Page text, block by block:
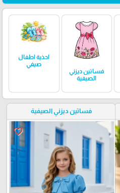
فساتين ديزني
الصيفية
احذية اطفال
صيفي
فساتين ديزني الصيفية
favorite_border